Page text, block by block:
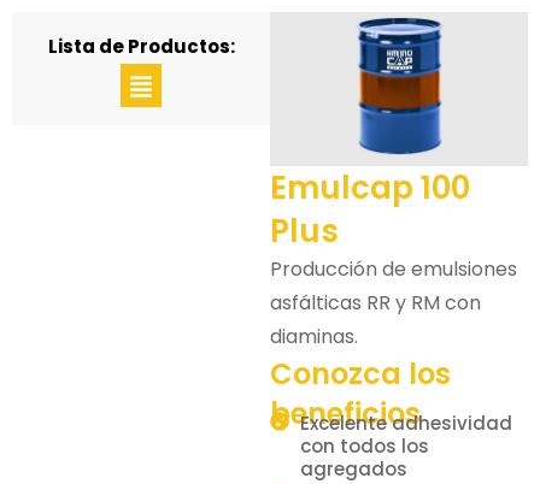
Lista de Productos:
Emulcap 100
Plus
Producción de emulsiones
asfálticas RR y RM con
diaminas.
Conozca los
beneficios
Excelente adhesividad
con todos los
agregados